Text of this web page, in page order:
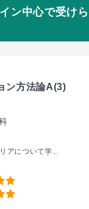
ン中心で受け
ン方法論A(3)
アについて学...